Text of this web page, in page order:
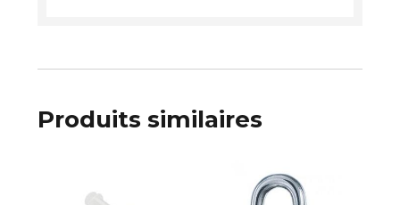
Produits similaires